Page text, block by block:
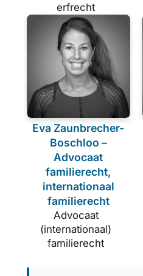
erfrecht
Eva Zaunbrecher-
Boschloo –
Advocaat
familierecht,
internationaal
familierecht
Advocaat
(internationaal)
familierecht